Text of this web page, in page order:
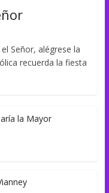
Señor, alégrese la
recuerda la fiesta
la Mayor